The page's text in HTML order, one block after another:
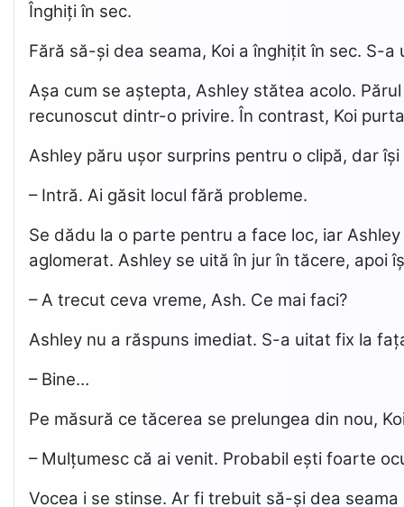
Înghiți în sec.
Fără să-și dea seama, Koi a înghițit în sec. S-
Așa cum se aștepta, Ashley stătea acolo.
recunoscut dintr-o privire. În contrast, Koi
Ashley păru ușor surprins pentru o clipă, dar
– Intră. Ai găsit locul fără probleme.
Se dădu la o parte pentru a face loc, iar
aglomerat. Ashley se uită în jur în tăcere, apoi
– A trecut ceva vreme, Ash. Ce mai faci?
Ashley nu a răspuns imediat. S-a uitat fix la
– Bine…
Pe măsură ce tăcerea se prelungea din nou,
– Mulțumesc că ai venit. Probabil ești foarte
Vocea i se stinse. Ar fi trebuit să-și dea